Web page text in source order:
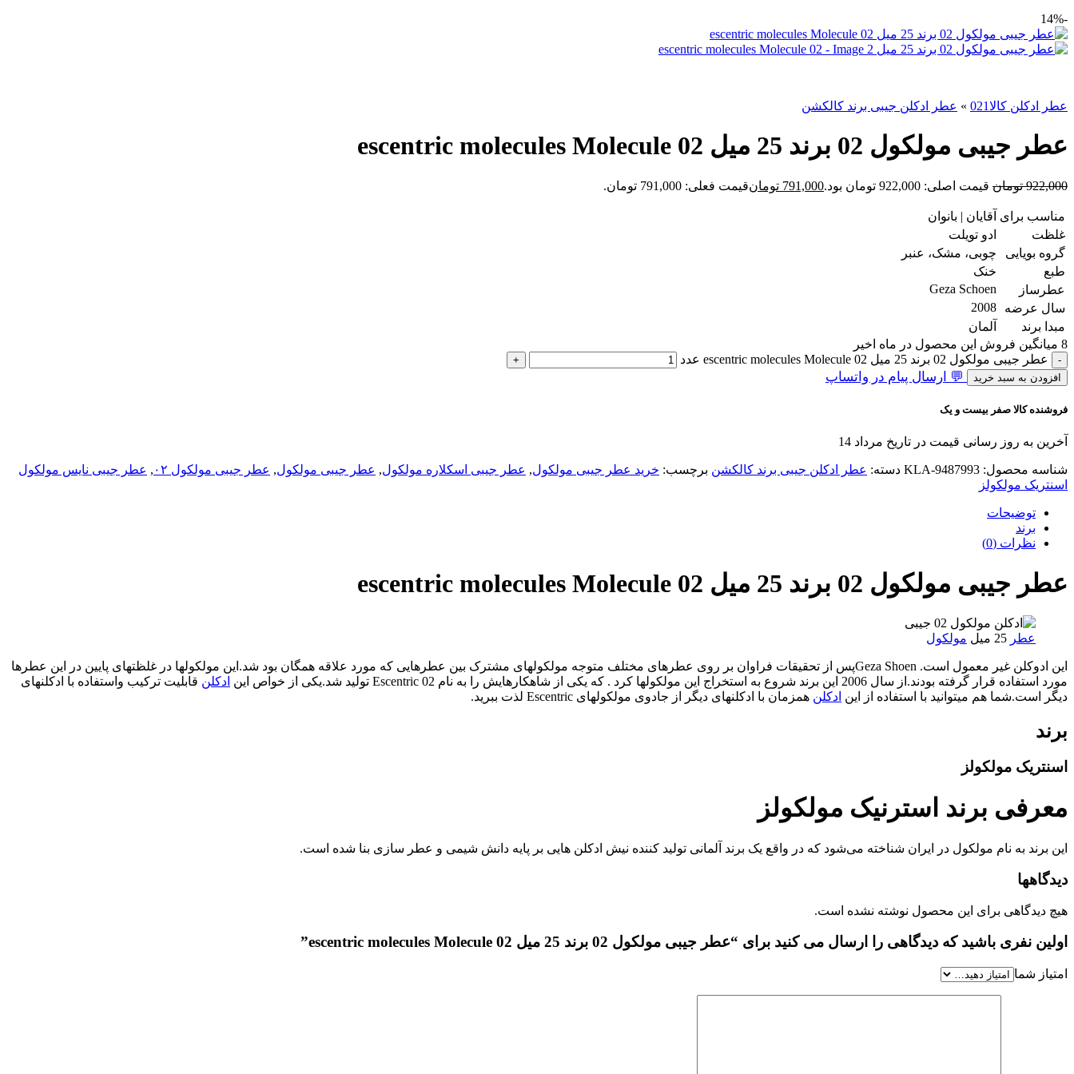
-14%
عطر ادکلن کالا021 » عطر ادکلن جیبی برند کالکشن
عطر جیبی مولکول 02 برند 25 میل escentric molecules Molecule 02
922,000 تومان قیمت اصلی: 922,000 تومان بود. 791,000 تومانقیمت فعلی: 791,000 تومان.
مناسب برای آقایان | بانوان
غلظت
ادو تویلت
گروه بویایی
چوبی، مشک، عنبر
طبع
خنک
عطرساز
Geza Schoen
سال عرضه
2008
مبدا برند
آلمان
8 میانگین فروش این محصول در ماه اخیر
عطر جیبی مولکول 02 برند 25 میل escentric molecules Molecule 02 عدد
افزودن به سبد خرید 💬 ارسال پیام در واتساپ
فروشنده کالا صفر بیست و یک
آخرین به روز رسانی قیمت در تاریخ مرداد 14
شناسه محصول: KLA-9487993 دسته: عطر ادکلن جیبی برند کالکشن برچسب: خرید عطر جیبی مولکول, عطر جیبی اسکلاره مولکول, عطر جیبی مولکول, عطر جیبی مولکول ۰۲ , عطر جیبی نایس مولکول
اسنتریک مولکولز
توضیحات
برند
نظرات (0)
عطر جیبی مولکول 02 برند 25 میل escentric molecules Molecule 02
عطر مولکول
این ادوکلن غیر معمول است. Geza Shoenپس از تحقیقات فراوان بر روی عطرهای مختلف متوجه مولکولهای مشترک بین عطرهایی که مورد علاقه همگان بود شد.این مولکولها در غلظتهای پایین در این عطرها
مورد استفاده قرار گرفته بودند.از سال 2006 این برند شروع به استخراج این مولکولها کرد . که یکی از شاهکارهایش را به نام Escentric 02 تولید شد.یکی از خواص این
ادکلن قابلیت ترکیب واستفاده با ادکلنهای
دیگر است.شما هم میتوانید با استفاده از این ادکلن همزمان با ادکلنهای دیگر از جادوی مولکولهای Escentric لذت ببرید.
برند
اسنتریک مولکولز
معرفی برند استرنیک مولکولز
این برند به نام مولکول در ایران شناخته می‌شود که در واقع یک برند آلمانی تولید کننده نیش ادکلن هایی بر پایه دانش شیمی و عطر سازی بنا شده است.
دیدگاهها
هیچ دیدگاهی برای این محصول نوشته نشده است.
اولین نفری باشید که دیدگاهی را ارسال می کنید برای “عطر جیبی مولکول 02 برند 25 میل escentric molecules Molecule 02”
امتیاز شما